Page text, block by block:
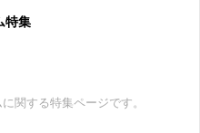
特集
関する特集ページです。